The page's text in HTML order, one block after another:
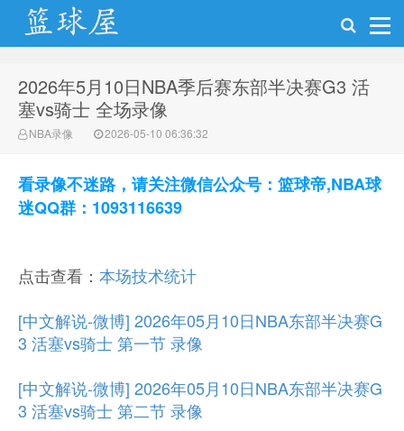
NBA录像网
2026年5月10日NBA季后赛东部半决赛G3 活
塞vs骑士 全场录像
NBA录像 2026-05-10 06:36:32
看录像不迷路，请关注微信公众号：篮球帝,NBA球
迷QQ群：1093116639
点击查看： 本场技术统计
[中文解说-微博] 2026年05月10日NBA东部半决赛G
3 活塞vs骑士 第一节 录像
[中文解说-微博] 2026年05月10日NBA东部半决赛G
3 活塞vs骑士 第二节 录像